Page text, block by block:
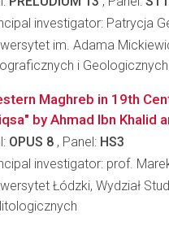
investigator: Patrycja
im. Adama
i Geologicznych
Maghreb in 19th
by Ahmad Ibn Khalid
OPUS 8 , Panel: HS3
investigator: prof.
Łódzki, Wydział